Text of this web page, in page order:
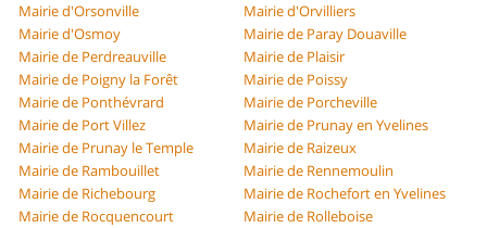
Mairie d'Orsonville
Mairie d'Orvilliers
Mairie d'Osmoy
Mairie de Paray Douaville
Mairie de Perdreauville
Mairie de Plaisir
Mairie de Poigny la Forêt
Mairie de Poissy
Mairie de Ponthévrard
Mairie de Porcheville
Mairie de Port Villez
Mairie de Prunay en Yvelines
Mairie de Prunay le Temple
Mairie de Raizeux
Mairie de Rambouillet
Mairie de Rennemoulin
Mairie de Richebourg
Mairie de Rochefort en Yvelines
Mairie de Rocquencourt
Mairie de Rolleboise